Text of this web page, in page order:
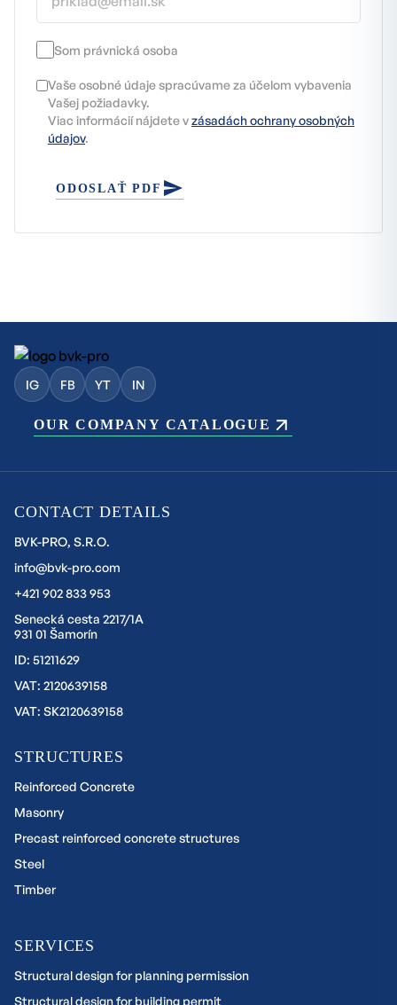
Som právnická osoba
Vaše osobné údaje spracúvame za účelom vybavenia
Vašej požiadavky.
Viac informácií nájdete vzásadách ochrany osobných
údajov.
ODOSLAŤ PDF
IG FB YT IN
OUR COMPANY CATALOGUE
CONTACT DETAILS
BVK-PRO, S.R.O.
info@bvk-pro.com
+421 902 833 953
Senecká cesta 2217/1A
931 01 Šamorín
ID: 51211629
VAT: 2120639158
VAT: SK2120639158
STRUCTURES
Reinforced Concrete
Masonry
Precast reinforced concrete structures
Steel
Timber
SERVICES
Structural design for planning permission
Structural design for building permit